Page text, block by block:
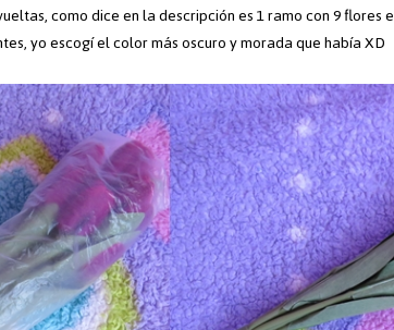
como dice en la descripción es 1 ramo con 9 flores
yo escogí el color más oscuro y morada que había XD